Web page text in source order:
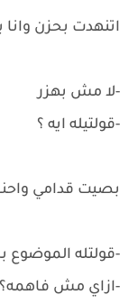
اتنهدت بحزن
-لا مش بهزر
-قولتيله ايه ؟
بصيت قدامي
-قولتله
-ازاي مش